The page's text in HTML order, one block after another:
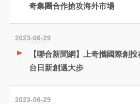
奇集團合作搶攻海外市場
2023-06-29
【聯合新聞網】上奇攜國際創
台日新創邁大步
2023-06-29